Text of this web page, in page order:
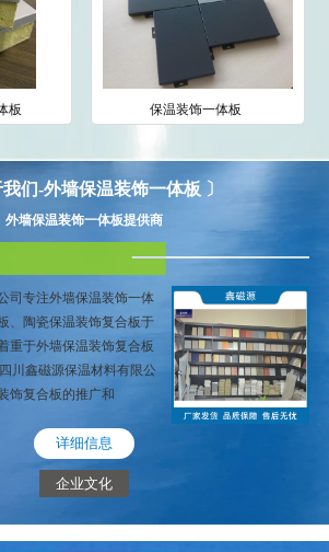
板 保温装饰一体板
们-外墙保温装饰一体板 〕
外墙保温装饰一体板提供商
司专注外墙保温装饰一体
、陶瓷保温装饰复合板于
重于外墙保温装饰复合板
川鑫磁源保温材料有限公
饰复合板的推广和
详细信息
企业文化